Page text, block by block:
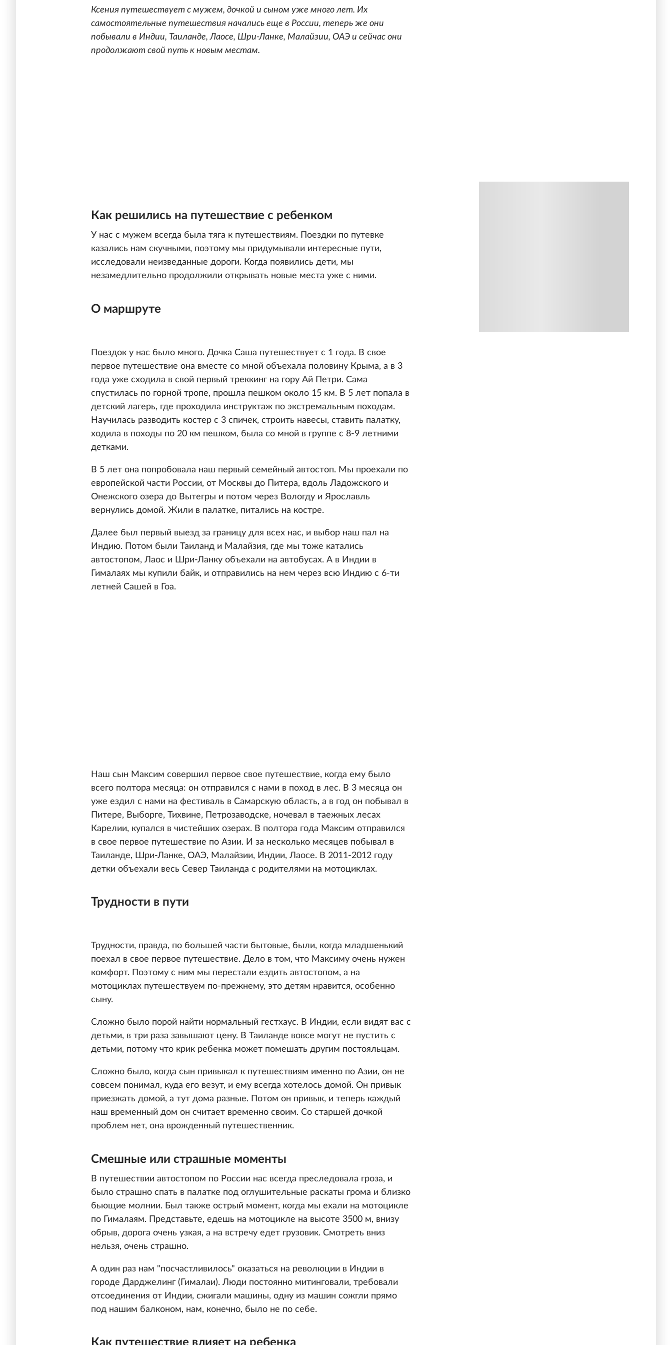
Ксения путешествует с мужем, дочкой и сыном уже много лет. Их
самостоятельные путешествия начались еще в России, теперь же они
побывали в Индии, Таиланде, Лаосе, Шри-Ланке, Малайзии, ОАЭ и сейчас они
продолжают свой путь к новым местам.
Как решились на путешествие с ребенком
У нас с мужем всегда была тяга к путешествиям. Поездки по путевке
казались нам скучными, поэтому мы придумывали интересные пути,
исследовали неизведанные дороги. Когда появились дети, мы
незамедлительно продолжили открывать новые места уже с ними.
О маршруте
Поездок у нас было много. Дочка Саша путешествует с 1 года. В свое
первое путешествие она вместе со мной объехала половину Крыма, а в 3
года уже сходила в свой первый треккинг на гору Ай Петри. Сама
спустилась по горной тропе, прошла пешком около 15 км. В 5 лет попала в
детский лагерь, где проходила инструктаж по экстремальным походам.
Научилась разводить костер с 3 спичек, строить навесы, ставить палатку,
ходила в походы по 20 км пешком, была со мной в группе с 8-9 летними
детками.
В 5 лет она попробовала наш первый семейный автостоп. Мы проехали по
европейской части России, от Москвы до Питера, вдоль Ладожского и
Онежского озера до Вытегры и потом через Вологду и Ярославль
вернулись домой. Жили в палатке, питались на костре.
Далее был первый выезд за границу для всех нас, и выбор наш пал на
Индию. Потом были Таиланд и Малайзия, где мы тоже катались
автостопом, Лаос и Шри-Ланку объехали на автобусах. А в Индии в
Гималаях мы купили байк, и отправились на нем через всю Индию с 6-ти
летней Сашей в Гоа.
Наш сын Максим совершил первое свое путешествие, когда ему было
всего полтора месяца: он отправился с нами в поход в лес. В 3 месяца он
уже ездил с нами на фестиваль в Самарскую область, а в год он побывал в
Питере, Выборге, Тихвине, Петрозаводске, ночевал в таежных лесах
Карелии, купался в чистейших озерах. В полтора года Максим отправился
в свое первое путешествие по Азии. И за несколько месяцев побывал в
Таиланде, Шри-Ланке, ОАЭ, Малайзии, Индии, Лаосе. В 2011-2012 году
детки объехали весь Север Таиланда с родителями на мотоциклах.
Трудности в пути
Трудности, правда, по большей части бытовые, были, когда младшенький
поехал в свое первое путешествие. Дело в том, что Максиму очень нужен
комфорт. Поэтому с ним мы перестали ездить автостопом, а на
мотоциклах путешествуем по-прежнему, это детям нравится, особенно
сыну.
Сложно было порой найти нормальный гестхаус. В Индии, если видят вас с
детьми, в три раза завышают цену. В Таиланде вовсе могут не пустить с
детьми, потому что крик ребенка может помешать другим постояльцам.
Сложно было, когда сын привыкал к путешествиям именно по Азии, он не
совсем понимал, куда его везут, и ему всегда хотелось домой. Он привык
приезжать домой, а тут дома разные. Потом он привык, и теперь каждый
наш временный дом он считает временно своим. Со старшей дочкой
проблем нет, она врожденный путешественник.
Смешные или страшные моменты
В путешествии автостопом по России нас всегда преследовала гроза, и
было страшно спать в палатке под оглушительные раскаты грома и близко
бьющие молнии. Был также острый момент, когда мы ехали на мотоцикле
по Гималаям. Представьте, едешь на мотоцикле на высоте 3500 м, внизу
обрыв, дорога очень узкая, а на встречу едет грузовик. Смотреть вниз
нельзя, очень страшно.
А один раз нам "посчастливилось" оказаться на революции в Индии в
городе Дарджелинг (Гималаи). Люди постоянно митинговали, требовали
отсоединения от Индии, сжигали машины, одну из машин сожгли прямо
под нашим балконом, нам, конечно, было не по себе.
Как путешествие влияет на ребенка